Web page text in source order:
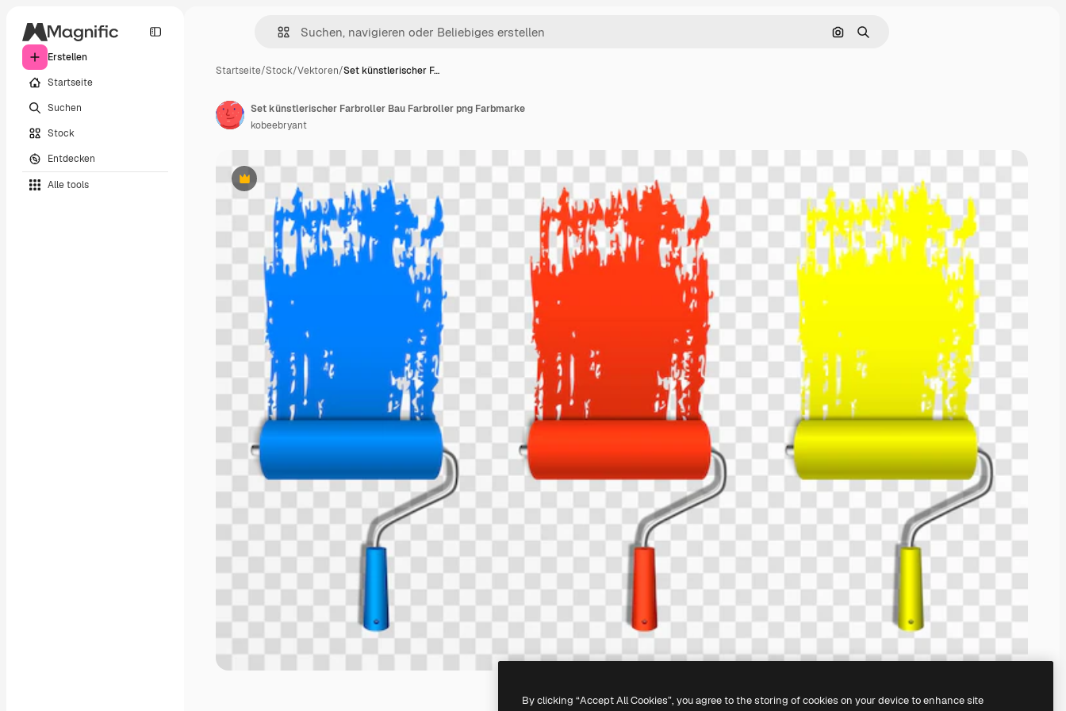
Erstellen
Startseite
Suchen
Stock
Entdecken
Alle tools
Nach Bild suchen
Suchen
Startseite/Stock/Vektoren/Set künstlerischer F…
Premium
Set künstlerischer Farbroller Bau Farbroller png Farbmarke
kobeebryant
By clicking “Accept All Cookies”, you agree to the storing of cookies on your device to enhance site